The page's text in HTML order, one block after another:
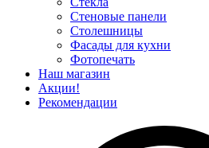
Стеновые панели
Столешницы
Фасады для кухни
Фотопечать
Наш магазин
Акции!
Рекомендации